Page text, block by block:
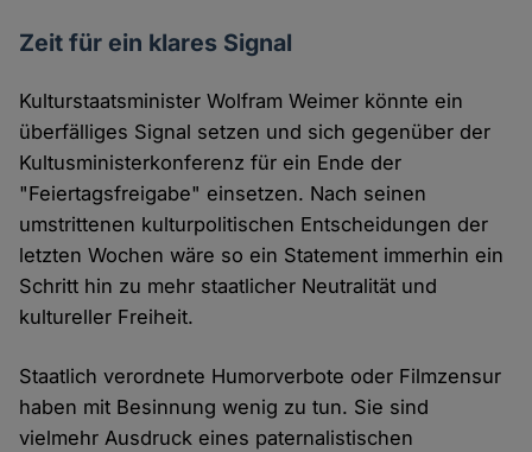
Zeit für ein klares Signal
Kulturstaatsminister Wolfram Weimer könnte ein
überfälliges Signal setzen und sich gegenüber der
Kultusministerkonferenz für ein Ende der
"Feiertagsfreigabe" einsetzen. Nach seinen
umstrittenen kulturpolitischen Entscheidungen der
letzten Wochen wäre so ein Statement immerhin ein
Schritt hin zu mehr staatlicher Neutralität und
kultureller Freiheit.
Staatlich verordnete Humorverbote oder Filmzensur
haben mit Besinnung wenig zu tun. Sie sind
vielmehr Ausdruck eines paternalistischen